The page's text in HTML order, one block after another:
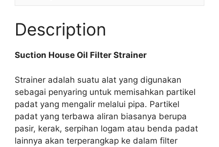
Description
Suction House Oil Filter Strainer
Strainer adalah suatu alat yang digunakan
sebagai penyaring untuk memisahkan partikel
padat yang mengalir melalui pipa. Partikel
padat yang terbawa aliran biasanya berupa
pasir, kerak, serpihan logam atau benda padat
lainnya akan terperangkap ke dalam filter